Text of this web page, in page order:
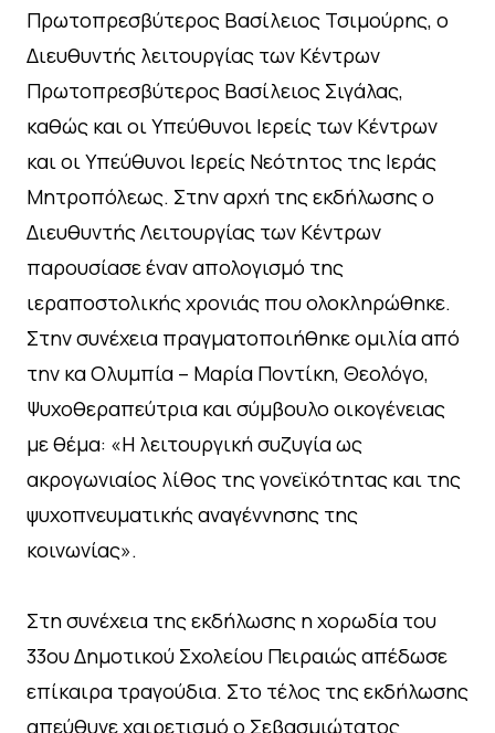
Πρωτοπρεσβύτερος Βασίλειος Τσιμούρης, ο
Διευθυντής λειτουργίας των Κέντρων
Πρωτοπρεσβύτερος Βασίλειος Σιγάλας,
καθώς και οι Υπεύθυνοι Ιερείς των Κέντρων
και οι Υπεύθυνοι Ιερείς Νεότητος της Ιεράς
Μητροπόλεως. Στην αρχή της εκδήλωσης ο
Διευθυντής Λειτουργίας των Κέντρων
παρουσίασε έναν απολογισμό της
ιεραποστολικής χρονιάς που ολοκληρώθηκε.
Στην συνέχεια πραγματοποιήθηκε ομιλία από
την κα Ολυμπία – Μαρία Ποντίκη, Θεολόγο,
Ψυχοθεραπεύτρια και σύμβουλο οικογένειας
με θέμα: «Η λειτουργική συζυγία ως
ακρογωνιαίος λίθος της γονεϊκότητας και της
ψυχοπνευματικής αναγέννησης της
κοινωνίας».
Στη συνέχεια της εκδήλωσης η χορωδία του
33ου Δημοτικού Σχολείου Πειραιώς απέδωσε
επίκαιρα τραγούδια. Στο τέλος της εκδήλωσης
απεύθυνε χαιρετισμό ο Σεβασμιώτατος